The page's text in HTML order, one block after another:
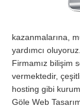
kazanmalarına,
yardımcı
Firmamız bilişim
vermektedir,
hosting gibi
Göle Web